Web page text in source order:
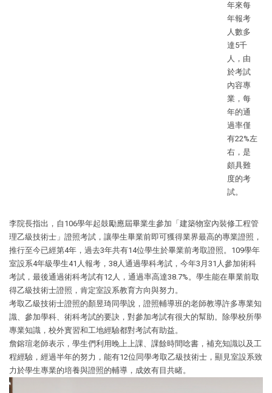
年來每
年報考
人數多
達5千
人，由
於考試
內容專
業，每
年的通
過率僅
有22%左
右，是
頗具難
度的考
試。
李院長指出，自106學年起鼓勵應屆畢業生參加「建築物室內裝修工程管
理乙級技術士」證照考試，讓學生畢業前即可獲得業界最高的專業證照，
推行至今已經第4年，過去3年共有14位學生於畢業前考取證照。109學年
室設系4年級學生41人報考，38人通過學科考試，今年3月31人參加術科
考試，最後通過術科考試有12人，通過率高達38.7%。學生能在畢業前取
得乙級技術士證照，肯定室設系教育方向與努力。
考取乙級技術士證照的顏昱琦同學說，證照輔導班的老師教導許多專業知
識、參加學科、術科考試的要訣，對參加考試有很大的幫助。除學校所學
專業知識，校外實習和工地經驗都對考試有助益。
詹鎔瑄老師表示，學生們利用晚上上課、課餘時間唸書，補充知識以及工
程經驗，經過半年的努力，能有12位同學考取乙級技術士，顯見室設系致
力於學生專業的培養與證照的輔導，成效有目共睹。